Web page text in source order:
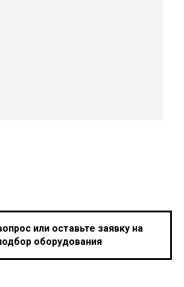
или оставьте заявку на
оборудования